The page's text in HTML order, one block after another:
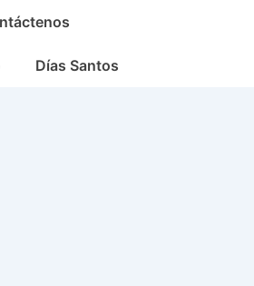
Días Santos